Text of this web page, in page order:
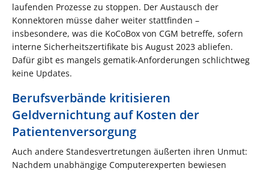
laufenden Prozesse zu stoppen. Der Austausch der
Konnektoren müsse daher weiter stattfinden –
insbesondere, was die KoCoBox von CGM betreffe, sofern
interne Sicherheitszertifikate bis August 2023 abliefen.
Dafür gibt es mangels gematik-Anforderungen schlichtweg
keine Updates.
Berufsverbände kritisieren
Geldvernichtung auf Kosten der
Patientenversorgung
Auch andere Standesvertretungen äußerten ihren Unmut:
Nachdem unabhängige Computerexperten bewiesen